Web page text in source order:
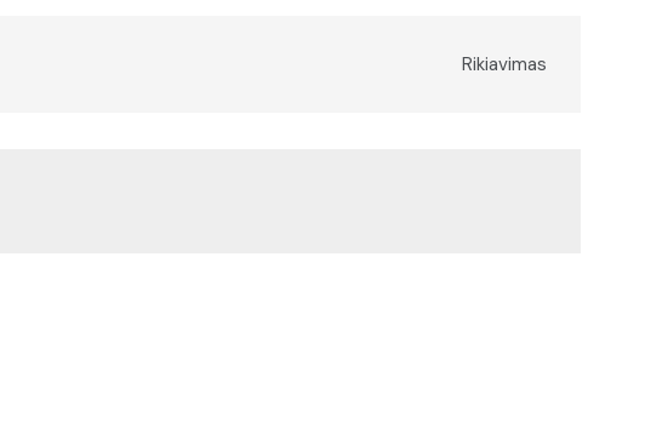
Rikiavimas